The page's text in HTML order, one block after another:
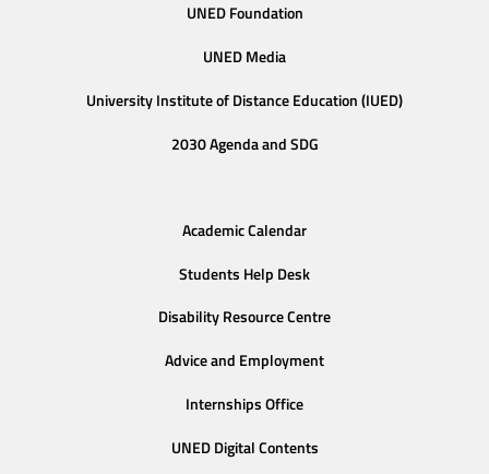
UNED Foundation
UNED Media
University Institute of Distance Education (IUED)
2030 Agenda and SDG
Academic Calendar
Students Help Desk
Disability Resource Centre
Advice and Employment
Internships Office
UNED Digital Contents